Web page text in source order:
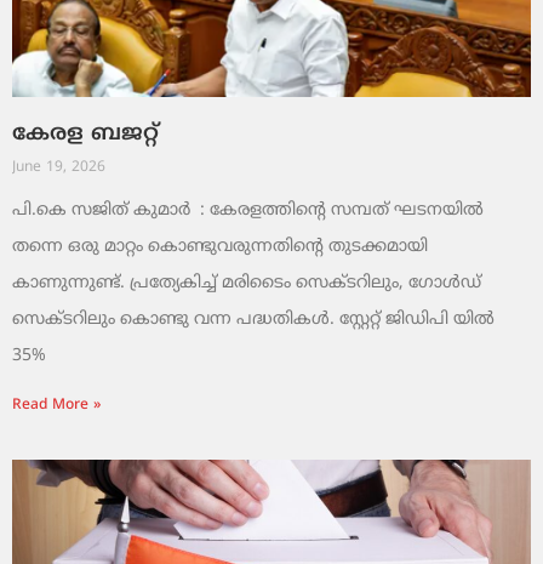
കേരള ബജറ്റ്
June 19, 2026
പി.കെ സജിത് കുമാര്‍ : കേരളത്തിന്റെ സമ്പത് ഘടനയിൽ
തന്നെ ഒരു മാറ്റം കൊണ്ടുവരുന്നതിന്റെ തുടക്കമായി
കാണുന്നുണ്ട്. പ്രത്യേകിച്ച് മരിടൈം സെക്ടറിലും, ഗോൾഡ്
സെക്ടറിലും കൊണ്ടു വന്ന പദ്ധതികൾ. സ്റ്റേറ്റ് ജിഡിപി യിൽ
35%
Read More »